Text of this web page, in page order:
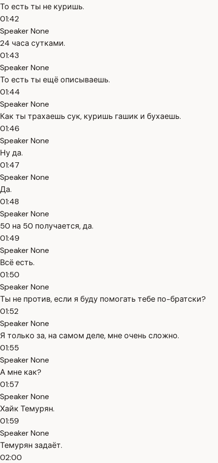
То есть ты не куришь.
01:42
Speaker None
24 часа сутками.
01:43
Speaker None
То есть ты ещё описываешь.
01:44
Speaker None
Как ты трахаешь сук, куришь гашик и бухаешь.
01:46
Speaker None
Ну да.
01:47
Speaker None
Да.
01:48
Speaker None
50 на 50 получается, да.
01:49
Speaker None
Всё есть.
01:50
Speaker None
Ты не против, если я буду помогать тебе по-братски?
01:52
Speaker None
Я только за, на самом деле, мне очень сложно.
01:55
Speaker None
А мне как?
01:57
Speaker None
Хайк Темурян.
01:59
Speaker None
Темурян задаёт.
02:00